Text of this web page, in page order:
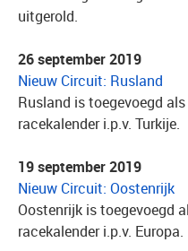
uitgerold.
26 september 2019
Nieuw Circuit: Rusland
Rusland is toegevoegd
racekalender i.p.v. Turkije.
19 september 2019
Nieuw Circuit: Oostenrijk
Oostenrijk is toegevoegd
racekalender i.p.v. Europa.